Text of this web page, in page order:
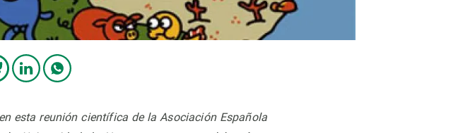
esta reunión científica de la Asociación Española